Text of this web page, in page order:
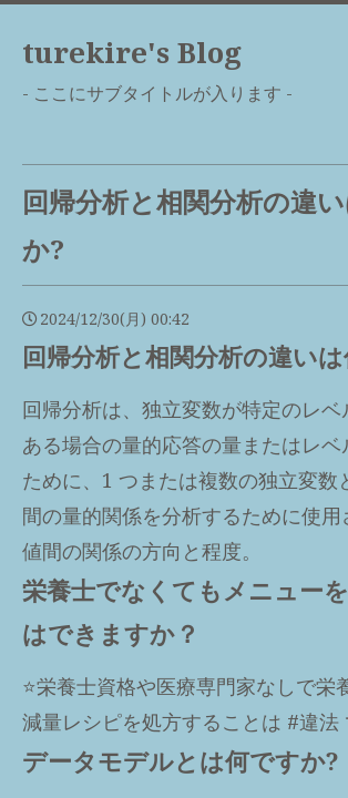
turekire's Blog
- ここにサブタイトルが入ります -
回帰分析と相関分析の違
か?
2024/12/30(月) 00:42
回帰分析と相関分析の違い
回帰分析は、独立変数が特定のレ
ある場合の量的応答の量またはレベ
ために、1 つまたは複数の独立変数
間の量的関係を分析するために使
値間の関係の方向と程度。
栄養士でなくてもメニュー
はできますか？
⭐️栄養士資格や医療専門家なしで栄
減量レシピを処方することは #違法
データモデルとは何ですか?